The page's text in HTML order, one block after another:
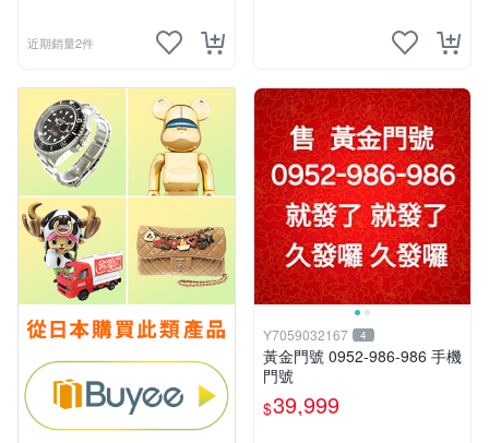
近期銷量2件
Y7059032167 4
黃金門號 0952-986-986 手機
門號
$39,999